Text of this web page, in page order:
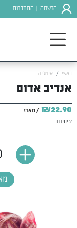
הרשמה התחברות
ראשי איטליה
אנדיב אדום
₪22.90 / מארז
2 יחידות